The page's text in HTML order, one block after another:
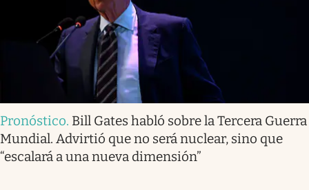
Pronóstico. Bill Gates habló sobre la Tercera Guerra
Mundial. Advirtió que no será nuclear, sino que
“escalará a una nueva dimensión”